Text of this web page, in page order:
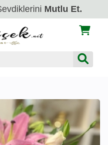
Mutlu Et.